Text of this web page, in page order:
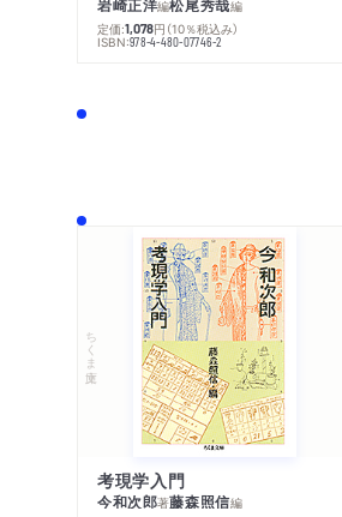
岩崎正洋編松尾秀哉編
定価:1,078円 （10％税込み）
ISBN:978-4-480-07746-2
ちくま文庫
考現学入門
今和次郎著藤森照信編